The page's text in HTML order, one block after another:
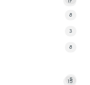
17
8
3
8
15
5